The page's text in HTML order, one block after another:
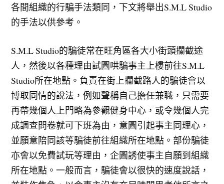
各間組織的行騙手法類同，下文將舉出S.M.L Studio
的手法以供參考。
S.M.L Studio的騙徒常在旺角區各大小街頭攔截途
人，然後以各種理由試圖哄騙事主上樓前往S.M.L
Studio所在地點。負責在街上攔截路人的騙徒會以
博取同情的說法，例如聲稱自己擔任兼職，只需要
再帶幾個人上門略為參觀健身中心，或令幾個人完
成調查問卷就可下班為由，意圖引起事主同理心，
並願意陪同該等騙徒前往組織所在地點。部份騙徒
亦會以免費試玩等理由，企圖誘使事主自願到組織
所在地點。一般而言，騙徒會以很快的速度說話，